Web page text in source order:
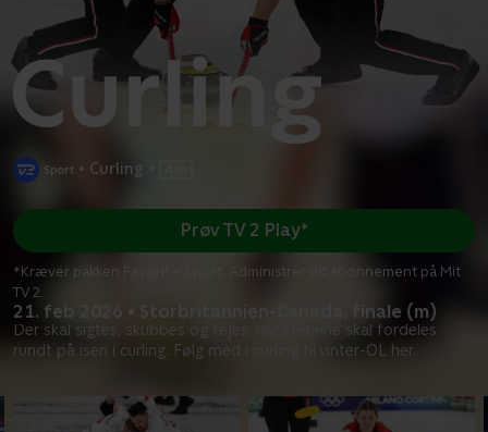
• Curling
21. feb 2026 • Storbritannien-Canada, finale (m)
Der skal sigtes, skubbes og fejes, når stenene skal fordeles
rundt på isen i curling. Følg med i curling til vinter-OL her.
Prøv TV 2 Play*
*Kræver pakken Favorit + Sport. Administrer dit abonnement på Mit
TV 2.